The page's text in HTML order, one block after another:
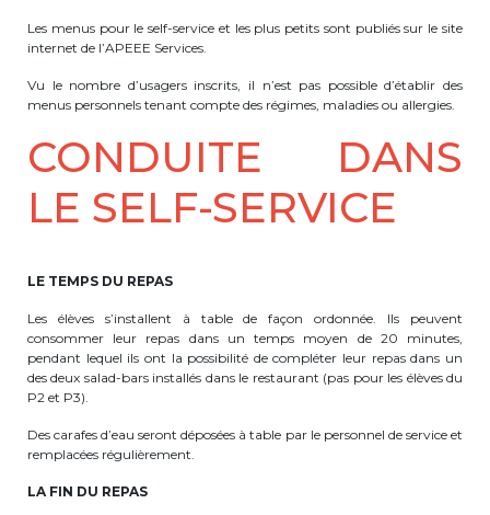
Les menus pour le self-service et les plus petits sont publiés sur le site
internet de l’APEEE Services.
Vu le nombre d’usagers inscrits, il n’est pas possible d’établir des
menus personnels tenant compte des régimes, maladies ou allergies.
CONDUITE DANS
LE SELF-SERVICE
LE TEMPS DU REPAS
Les élèves s’installent à table de façon ordonnée. Ils peuvent
consommer leur repas dans un temps moyen de 20 minutes,
pendant lequel ils ont la possibilité de compléter leur repas dans un
des deux salad-bars installés dans le restaurant (pas pour les élèves du
P2 et P3).
Des carafes d’eau seront déposées à table par le personnel de service et
remplacées régulièrement.
LA FIN DU REPAS